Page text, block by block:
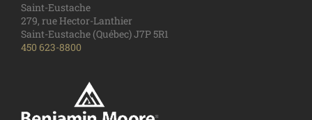
Saint-Eustache
279, rue Hector-Lanthier
Saint-Eustache (Québec) J7P 5R1
450 623-8800